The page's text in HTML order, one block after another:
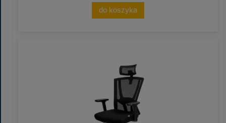
do koszyka